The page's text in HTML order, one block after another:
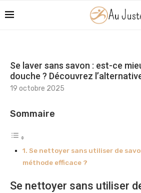
Se laver sans savon : est-ce
douche ? Découvrez
19 octobre 2025
Sommaire
Se nettoyer sans utiliser de
méthode efficace ?
Se nettoyer sans utiliser